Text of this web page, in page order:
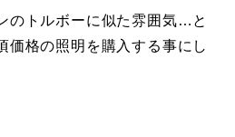
のトルボーに似た雰囲気…と
価格の照明を購入する事にし